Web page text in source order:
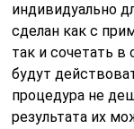
индивидуально
сделан как с
так и сочетать
будут
процедура не
результата их